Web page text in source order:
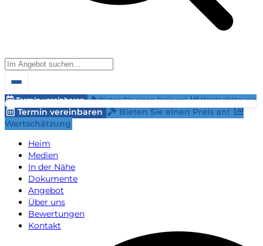
Termin vereinbaren Bieten Sie einen Preis an! Wertschätzung
Termin vereinbaren
Bieten Sie einen Preis an!
Wertschätzung
Heim
Medien
In der Nähe
Dokumente
Angebot
Über uns
Bewertungen
Kontakt